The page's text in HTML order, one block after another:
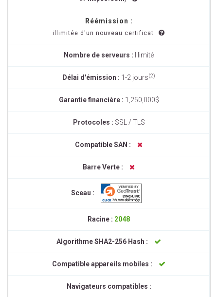
Réémission :
illimitée d'un nouveau certificat
Nombre de serveurs : Illimité
Délai d'émission : 1-2 jours(2)
Garantie financière : 1,250,000$
Protocoles : SSL / TLS
Compatible SAN :
Barre Verte :
Sceau :
Racine : 2048
Algorithme SHA2-256 Hash :
Compatible appareils mobiles :
Navigateurs compatibles :